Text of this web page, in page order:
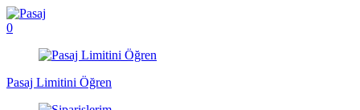
0
Pasaj Limitini Öğren